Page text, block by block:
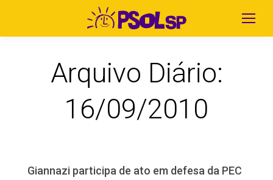
Arquivo Diário:
16/09/2010
Giannazi participa de ato em defesa da PEC